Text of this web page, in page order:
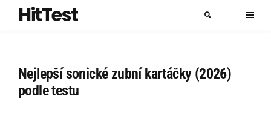
HitTest
Nejlepší sonické zubní kartáčky (2026)
podle testu